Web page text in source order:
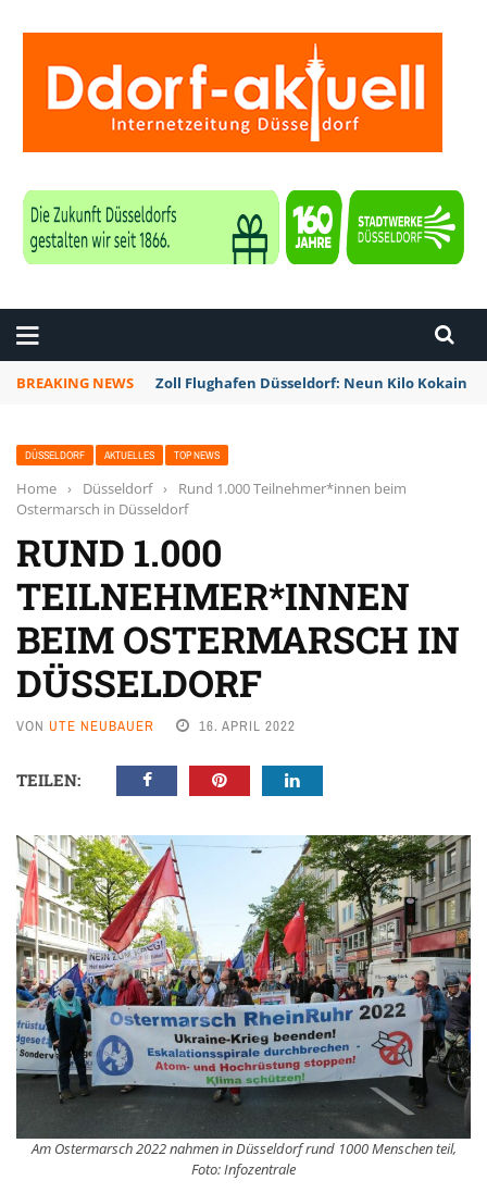
BREAKING NEWS Zoll Flughafen Düsseldorf: Neun Kilo Kokain
DÜSSELDORF AKTUELLES TOP NEWS
Home › Düsseldorf ›
Rund 1.000 Teilnehmer*innen beim
Ostermarsch in Düsseldorf
RUND 1.000
TEILNEHMER*INNEN
BEIM OSTERMARSCH IN
DÜSSELDORF
VON UTE NEUBAUER 16. APRIL 2022
TEILEN:
Am Ostermarsch 2022 nahmen in Düsseldorf rund 1000 Menschen teil,
Foto: Infozentrale